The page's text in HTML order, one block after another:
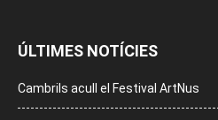
ÚLTIMES NOTÍCIES
Cambrils acull el Festival ArtNus